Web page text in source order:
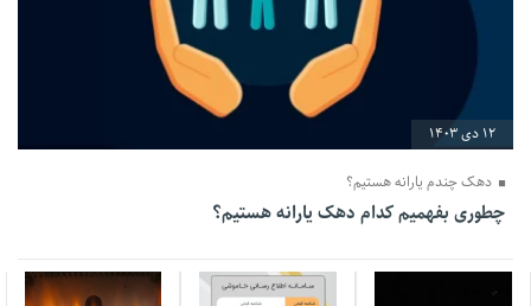
12 دی 1403
دهک چندم یارانه هستیم؟
چطوری بفهمیم کدام دهک یارانه هستیم؟